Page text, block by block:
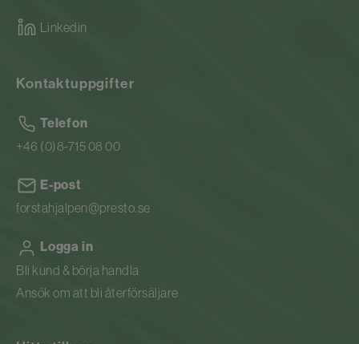
Linkedin
Kontaktuppgifter
Telefon
+46 (0)8-715 08 00
E-post
forstahjalpen@presto.se
Logga in
Bli kund & börja handla
Ansök om att bli återförsäljare